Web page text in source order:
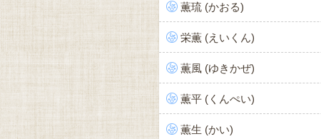
薫琉 (かおる)
栄薫 (えいくん)
薫風 (ゆきかぜ)
薫平 (くんぺい)
薫生 (かい)